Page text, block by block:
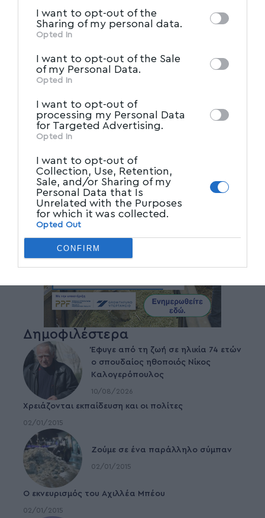
of downstream participants. This
information may also be disclosed by us to
Participantsthat may further disclose it to
other third parties.
I want to opt-out of the
Sharing of my personal data.
Opted In
I want to opt-out of the Sale
of my Personal Data.
Opted In
I want to opt-out of
processing my Personal Data
for Targeted Advertising.
Opted In
I want to opt-out of
Collection, Use, Retention,
Sale, and/or Sharing of my
Personal Data that Is
Unrelated with the Purposes
for which it was collected.
Opted Out
CONFIRM
Δημοφιλέστερα
Έφυγε από τη ζωή σε ηλικία 74 ετών
ο σπουδαίος ηθοποιός Νίκος
Καλογερόπουλος
10/08/2026
Χρειάζονται εκπαίδευση και οι πολίτες
02/01/2015
Ζούμε σε ένα παράλληλο σύμπαν
02/01/2015
Ο εκνευρισμός του Αχιλλέα Μπέου
02/01/2015